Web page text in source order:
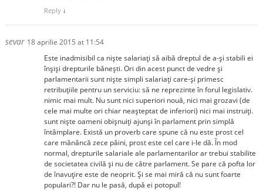
Reply ↓
sevar 18 aprilie 2015 at 11:54
Este inadmisibil ca niște salariați să aibă dreptul de a-și stabili ei
înșiși drepturile bănești. Ori din acest punct de vedre și
parlamentarii sunt niște simpli salariați care-și primesc
retribuțiile pentru un serviciu: să ne reprezinte în forul legislativ.
nimic mai mult. Nu sunt nici superiori nouă, nici mai grozavi (de
cele mai multe ori chiar neașteptat de inferiori) nici mai instruiți.
sunt niște oameni obișnuiți ajunși în parlament prin simplă
întâmplare. Există un proverb care spune că nu este prost cel
care mănâncă zece pâini, prost este cel care i-le dă. În mod
normal, drepturile salariale ale parlamentarilor ar trebui stabilite
de societatea civilă și nu de către parlament. Se pare că pofta lor
de înavuțire este de neoprit. Și se mai miră că nu sunt foarte
populari?! Dar nu le pasă, după ei potopul!